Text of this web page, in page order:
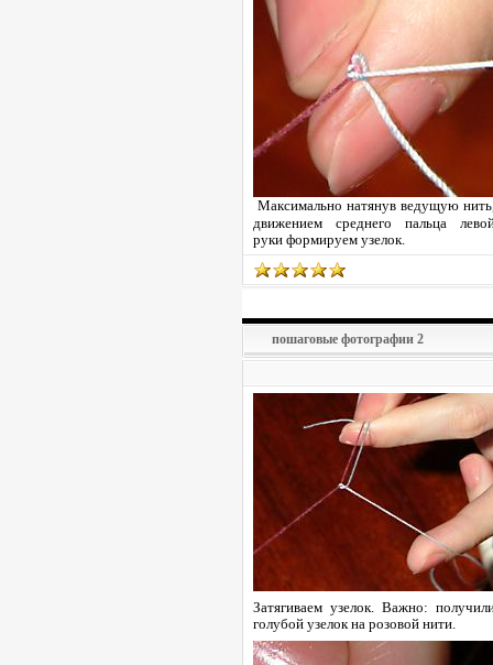
Максимально натянув ведущую
движением среднего пальца
руки формируем узелок.
пошаговые фотографии 2
Затягиваем узелок. Важно:
голубой узелок на розовой нити.